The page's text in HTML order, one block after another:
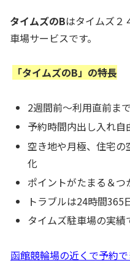
タイムズのBはタイムズ２
車場サービスです。
「タイムズのB」の特長
2週間前～利用直前ま
予約時間内出し入れ自
空き地や月極、住宅
化
ポイントがたまる＆つ
トラブルは24時間365
タイムズ駐車場の実績
函館競輪場の近くで予約